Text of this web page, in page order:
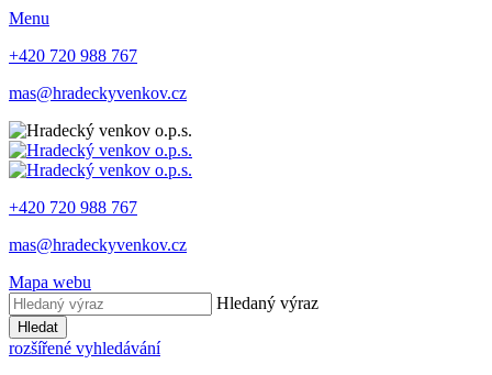
Menu
+420 720 988 767
mas@hradeckyvenkov.cz
+420 720 988 767
mas@hradeckyvenkov.cz
Mapa webu
Hledaný výraz
Hledat
rozšířené vyhledávání